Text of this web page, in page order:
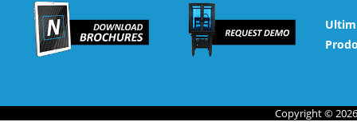
Copyright ©